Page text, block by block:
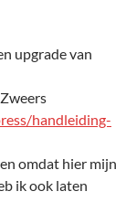
upgrade van
handleiding-
omdat hier mijn
ik ook laten